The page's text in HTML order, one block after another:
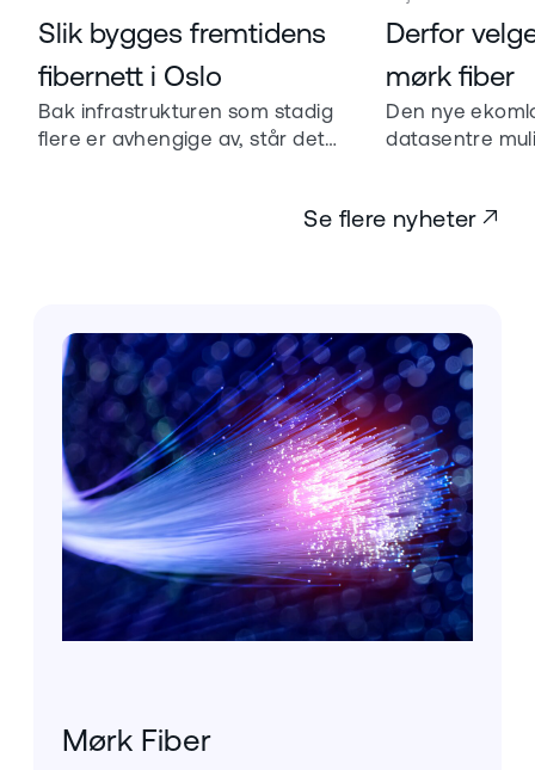
Les mer om
Slik bygges fremtidens
fibernett i Oslo
Bak infrastrukturen som stadig
flere er avhengige av, står det
Les mer om
Derfor
mørk fiber
Den nye
datasentre
beredskap. –
Se flere nyheter
Mørk Fiber